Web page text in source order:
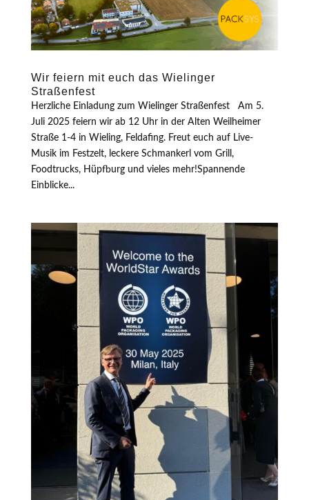
Wir feiern mit euch das Wielinger
Straßenfest
Herzliche Einladung zum Wielinger Straßenfest Am 5.
Juli 2025 feiern wir ab 12 Uhr in der Alten Weilheimer
Straße 1-4 in Wieling, Feldafing. Freut euch auf Live-
Musik im Festzelt, leckere Schmankerl vom Grill,
Foodtrucks, Hüpfburg und vieles mehr!Spannende
Einblicke...